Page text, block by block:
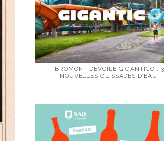
BROMONT DÉVOILE GIGANTICO : 3
NOUVELLES GLISSADES D’EAU!